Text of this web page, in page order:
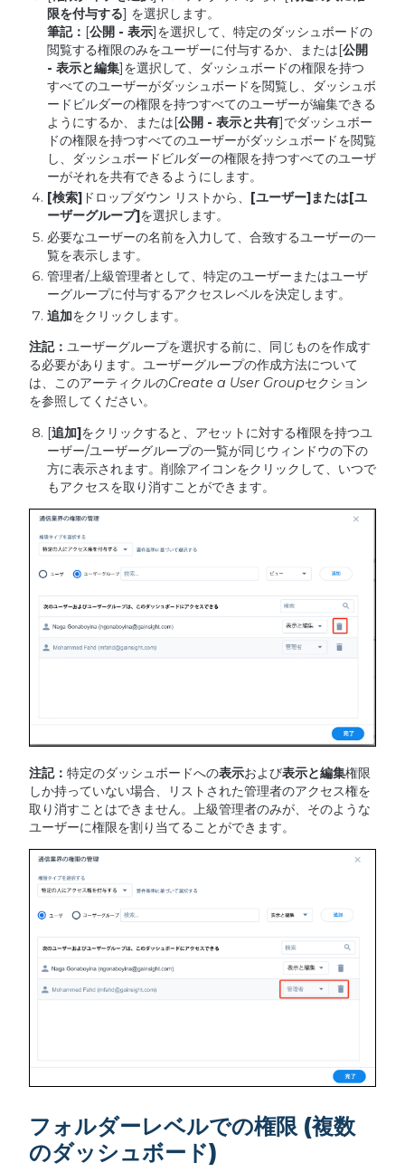
限を付与する] を選択します。
筆記： [公開- 表示]を選択して、特定のダッシュボードの
閲覧する権限のみをユーザーに付与するか、または[公開
- 表示と編集]を選択して、ダッシュボードの権限を持つ
すべてのユーザーがダッシュボードを閲覧し、ダッシュボ
ードビルダーの権限を持つすべてのユーザーが編集できる
ようにするか、または[公開- 表示と共有]でダッシュボー
ドの権限を持つすべてのユーザーがダッシュボードを閲覧
し、ダッシュボードビルダーの権限を持つすべてのユーザ
ーがそれを共有できるようにします。
[検索]ドロップダウン リストから、 [ユーザー]または[ユ
ーザーグループ]を選択します。
必要なユーザーの名前を入力して、合致するユーザーの一
覧を表示します。
管理者/上級管理者として、特定のユーザーまたはユーザ
ーグループに付与するアクセスレベルを決定します。
追加をクリックします。
注記： ユーザーグループを選択する前に、同じものを作成す
る必要があります。ユーザーグループの作成方法について
は、このアーティクルのCreate a User Groupセクション
を参照してください。
[追加]をクリックすると、アセットに対する権限を持つユ
ーザー/ユーザーグループの一覧が同じウィンドウの下の
方に表示されます。削除アイコンをクリックして、いつで
もアクセスを取り消すことができます。
注記： 特定のダッシュボードへの表示および表示と編集権限
しか持っていない場合、リストされた管理者のアクセス権を
取り消すことはできません。上級管理者のみが、そのような
ユーザーに権限を割り当てることができます。
フォルダーレベルでの権限 (複数
のダッシュボード)